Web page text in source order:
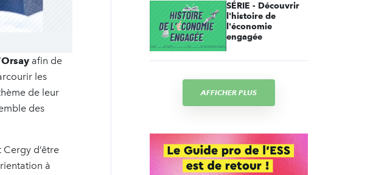
afin de
les
de leur
des
d’être
à
SÉRIE - Découvrir
l'histoire de
l'économie
engagée
AFFICHER PLUS